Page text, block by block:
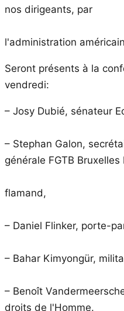
nos dirigeants, par
l'administration
Seront présents à la
vendredi:
– Josy Dubié, sénateur
– Stephan Galon,
générale FGTB Bruxelles
flamand,
– Daniel Flinker, porte-
– Bahar Kimyongür,
– Benoît
droits de l'Homme.